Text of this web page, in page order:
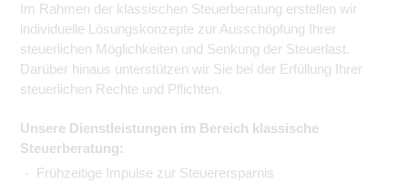
Im Rahmen der klassischen Steuerberatung erstellen wir
individuelle Lösungskonzepte zur Ausschöpfung Ihrer
steuerlichen Möglichkeiten und Senkung der Steuerlast.
Darüber hinaus unterstützen wir Sie bei der Erfüllung Ihrer
steuerlichen Rechte und Pflichten.
Unsere Dienstleistungen im Bereich klassische
Steuerberatung:
Frühzeitige Impulse zur Steuerersparnis